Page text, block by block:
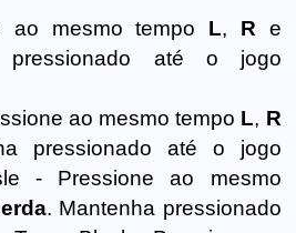
ao mesmo tempo L, R e
pressionado até o jogo
ao mesmo tempo L, R
pressionado até o jogo
- Pressione ao mesmo
. Mantenha pressionado